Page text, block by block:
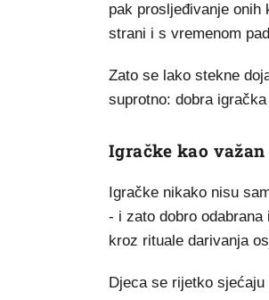
pak prosljeđivanje onih
strani i s vremenom
Zato se lako stekne
suprotno: dobra
Igračke kao
Igračke nikako nisu
- i zato dobro
kroz rituale darivanja
Djeca se rijetko